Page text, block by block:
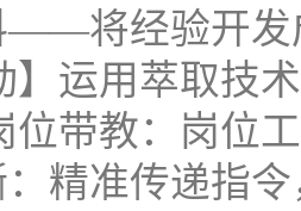
——将经验开发
】运用萃取技
位带教：岗位
：精准传递指